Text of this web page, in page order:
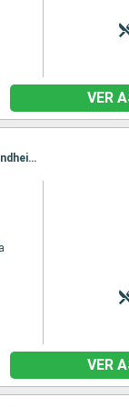
VER
Itinerário : Bergen, Floro, Maloy, Torvik, Alesund, Geiranger, Molde, Maloy, Kristiansund, Trondheim, Rorvik, Torvik, Bronnoysund, Sandnessjoen, Nesna (passagem circulo polar), Ornes, Bodo, Stamsund, Svolvaer, Alesund, Stokmarknes, sortland, Risoyhamn, Harstad, Finnsnes, Tromso, Skjervoy, Geiranger, Oksfjord, Hammerfest, Havoysund, Honningsvag, Kjollefjord, Mehamn, Berlevag, Alesund, Batsfjord, Vardo, Vadso, Kirkenes, Berlevag, Molde, Mehamn, Kjollefjord, Honningsvag, Havoysund, Hammerfest, Oksfjord, Skjervoy, Tromso, Kristiansund, Finnsnes, Harstad, Risoyhamn, sortland, Stokmarknes, Svolvaer, Stamsund, Trondheim, Bodo, Ornes, Nesna (passagem circulo polar), Sandnessjoen, Bronnoysund, Rorvik, Trondheim, Bronnoysund, Sandnessjoen, Nesna (passagem circulo polar), Ornes, Bodo, Stamsund, Svolvaer, Stokmarknes, sortland, Risoyhamn, Harstad, Finnsnes, Tromso, Skjervoy, Oksfjord, Hammerfest, Havoysund, Honningsvag, Kjollefjord, Mehamn, Berlevag, Batsfjord, Vardo, Vadso, Kirkenes, Vardo, Batsfjord, Berlevag, Mehamn, Kjollefjord, Honningsvag, Havoysund, Hammerfest, Oksfjord, Skjervoy, Tromso, Finnsnes, Harstad, Risoyhamn, sortland, Stokmarknes, Svolvaer, Stamsund, Bodo, Ornes, Nesna (passagem circulo polar), Sandnessjoen, Bronnoysund, Rorvik, Trondheim
VER